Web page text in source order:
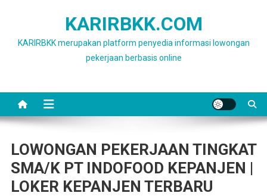
KARIRBKK.COM
KARIRBKK merupakan platform penyedia informasi lowongan
pekerjaan berbasis online
LOWONGAN PEKERJAAN TINGKAT
SMA/K PT INDOFOOD KEPANJEN |
LOKER KEPANJEN TERBARU